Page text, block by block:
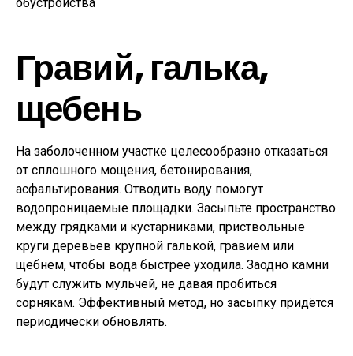
Гравий, галька,
щебень
На заболоченном участке целесообразно отказаться
от сплошного мощения, бетонирования,
асфальтирования. Отводить воду помогут
водопроницаемые площадки. Засыпьте пространство
между грядками и кустарниками, приствольные
круги деревьев крупной галькой, гравием или
щебнем, чтобы вода быстрее уходила. Заодно камни
будут служить мульчей, не давая пробиться
сорнякам. Эффективный метод, но засыпку придётся
периодически обновлять.